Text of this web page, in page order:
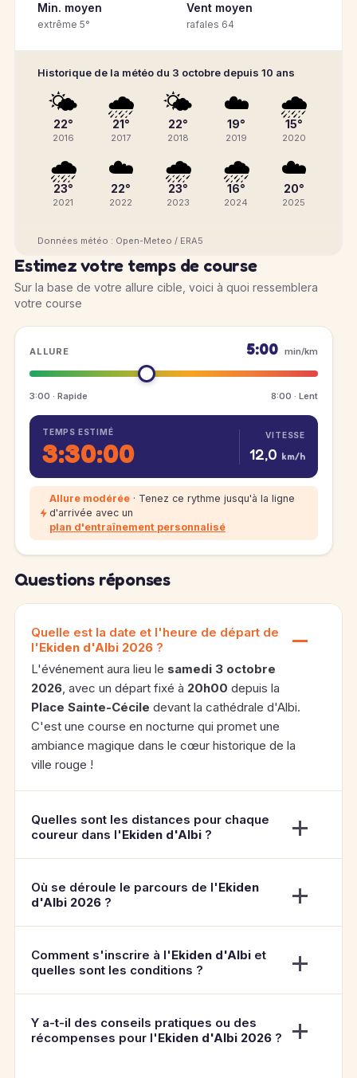
Min. moyen
extrême 5°
Vent moyen
rafales 64
Historique de la météo du 3 octobre depuis 10 ans
🌤️
22°
2016
🌧️
21°
2017
🌤️
22°
2018
☁️
19°
2019
🌧️
15°
2020
🌧️
23°
2021
☁️
22°
2022
🌧️
23°
2023
🌧️
16°
2024
☁️
20°
2025
Données météo : Open-Meteo / ERA5
Estimez votre temps de course
Sur la base de votre allure cible, voici à quoi ressemblera
votre course
ALLURE 5:00 min/km
3:00 · Rapide 8:00 · Lent
TEMPS ESTIMÉ
3:30:00
VITESSE
12,0 km/h
Allure modérée · Tenez ce rythme jusqu'à la ligne
d'arrivée avec un
plan d'entraînement personnalisé
Questions réponses
Quelle est la date et l'heure de départ de
l'Ekiden d'Albi 2026 ?
L'événement aura lieu le samedi 3 octobre
2026, avec un départ fixé à 20h00 depuis la
Place Sainte-Cécile devant la cathédrale d'Albi.
C'est une course en nocturne qui promet une
ambiance magique dans le cœur historique de la
ville rouge !
Quelles sont les distances pour chaque
coureur dans l'Ekiden d'Albi ?
Où se déroule le parcours de l'Ekiden
d'Albi 2026 ?
Comment s'inscrire à l'Ekiden d'Albi et
quelles sont les conditions ?
Y a-t-il des conseils pratiques ou des
récompenses pour l'Ekiden d'Albi 2026 ?